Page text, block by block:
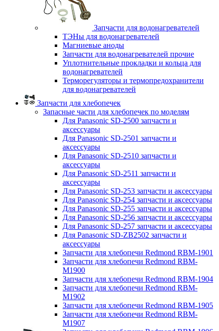
Запчасти для водонагревателей
ТЭНы для водонагревателей
Магниевые аноды
Запчасти для водонагревателей прочие
Уплотнительные прокладки и кольца для
водонагревателей
Терморегуляторы и термопредохранители
для водонагревателей
Запчасти для хлебопечек
Запасные части для хлебопечек по моделям
Для Panasonic SD-2500 запчасти и
аксессуары
Для Panasonic SD-2501 запчасти и
аксессуары
Для Panasonic SD-2510 запчасти и
аксессуары
Для Panasonic SD-2511 запчасти и
аксессуары
Для Panasonic SD-253 запчасти и аксессуары
Для Panasonic SD-254 запчасти и аксессуары
Для Panasonic SD-255 запчасти и аксессуары
Для Panasonic SD-256 запчасти и аксессуары
Для Panasonic SD-257 запчасти и аксессуары
Для Panasonic SD-ZB2502 запчасти и
аксессуары
Запчасти для хлебопечи Redmond RBM-1901
Запчасти для хлебопечи Redmond RBM-
M1900
Запчасти для хлебопечи Redmond RBM-1904
Запчасти для хлебопечи Redmond RBM-
M1902
Запчасти для хлебопечи Redmond RBM-1905
Запчасти для хлебопечи Redmond RBM-
M1907